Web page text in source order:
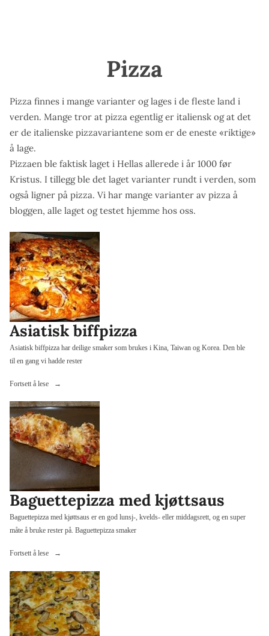
Pizza
Pizza finnes i mange varianter og lages i de fleste land i
verden. Mange tror at pizza egentlig er italiensk og at det
er de italienske pizzavariantene som er de eneste «riktige»
å lage.
Pizzaen ble faktisk laget i Hellas allerede i år 1000 før
Kristus. I tillegg ble det laget varianter rundt i verden, som
også ligner på pizza. Vi har mange varianter av pizza å
bloggen, alle laget og testet hjemme hos oss.
Asiatisk biffpizza
Asiatisk biffpizza har deilige smaker som brukes i Kina, Taiwan og Korea. Den ble
til en gang vi hadde rester
Fortsett å lese
«Asiatisk
Baguettepizza med kjøttsaus
Baguettepizza med kjøttsaus er en god lunsj-, kvelds- eller middagsrett, og en super
måte å bruke rester på. Baguettepizza smaker
Fortsett å lese
«Baguettepizza
kjøttsaus»